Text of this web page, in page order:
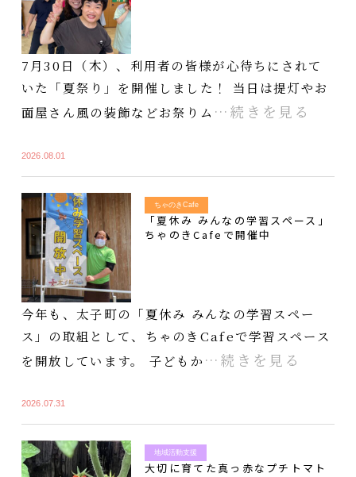
7月30日（木）、利用者の皆様が心待ちにされて
いた「夏祭り」を開催しました！ 当日は提灯やお
面屋さん風の装飾などお祭りム …続きを見る
2026.08.01
ちゃのきCafe
「夏休み みんなの学習スペース」
ちゃのきCafeで開催中
今年も、太子町の「夏休み みんなの学習スペー
ス」の取組として、ちゃのきCafeで学習スペース
を開放しています。 子どもか …続きを見る
2026.07.31
地域活動支援
大切に育てた真っ赤なプチトマト